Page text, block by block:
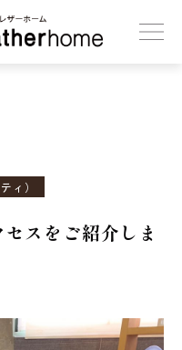
ーホーム
ィ）
スをご紹介しま